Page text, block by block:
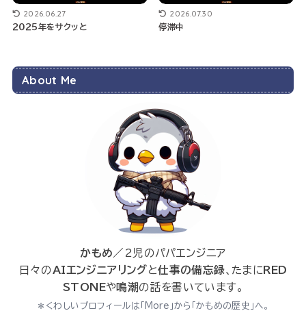
2026.06.27
２０２５年をサクッと
2026.07.30
停滞中
About Me
かもめ／2児のパパエンジニア
日々のAIエンジニアリングと仕事の備忘録、たまに RED
STONEや鳴潮の話を書いています。
＊くわしいプロフィールは「More」から「かもめの歴史」へ。